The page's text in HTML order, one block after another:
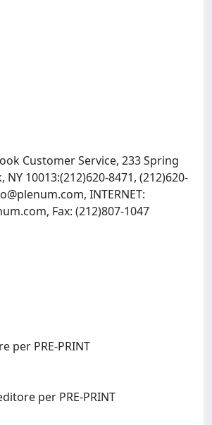
Customer Service, 233 Spring
NY 10013:(212)620-8471, (212)620-
, INTERNET:
per PRE-PRINT
per PRE-PRINT